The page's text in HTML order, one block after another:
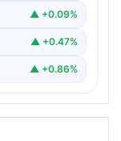
▲ +0.09%
▲ +0.47%
▲ +0.86%